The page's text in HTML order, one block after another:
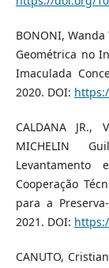
BONONI,
Geométrica no
Imaculada
2020. DOI:
CALDANA
MICHELIN
Cooperação
para a
2021. DOI:
CANUTO,